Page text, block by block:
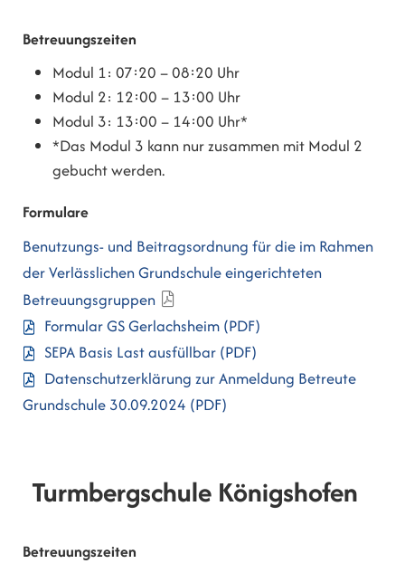
Betreuungszeiten
Modul 1: 07:20 – 08:20 Uhr
Modul 2: 12:00 – 13:00 Uhr
Modul 3: 13:00 – 14:00 Uhr*
*Das Modul 3 kann nur zusammen mit Modul 2
gebucht werden.
Formulare
Benutzungs- und Beitragsordnung für die im Rahmen
der Verlässlichen Grundschule eingerichteten
Betreuungsgruppen
Formular GS Gerlachsheim (PDF)
SEPA Basis Last ausfüllbar (PDF)
Datenschutzerklärung zur Anmeldung Betreute
Grundschule 30.09.2024 (PDF)
Turmbergschule Königshofen
Betreuungszeiten